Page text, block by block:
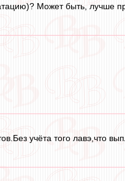
Может быть, лучше
учёта того лавэ,что